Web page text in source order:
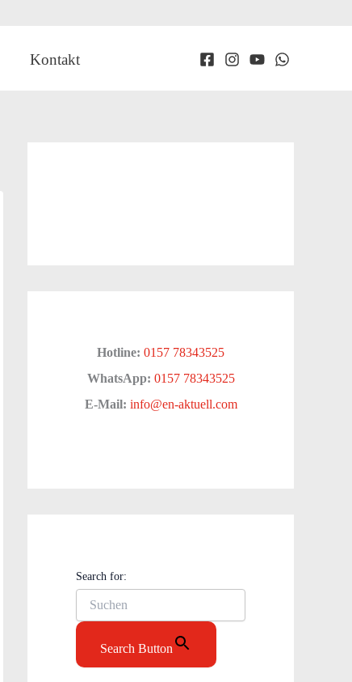
Kontakt
Hotline: 0157 78343525
WhatsApp: 0157 78343525
E-Mail: info@en-aktuell.com
Search for:
Search Button